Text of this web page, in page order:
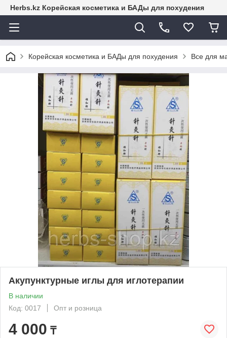
Herbs.kz Корейская косметика и БАДы для похудения
Корейская косметика и БАДы для похудения Все для
Акупунктурные иглы для иглотерапии
В наличии
Код: 0017
Опт и розница
4 000 ₸